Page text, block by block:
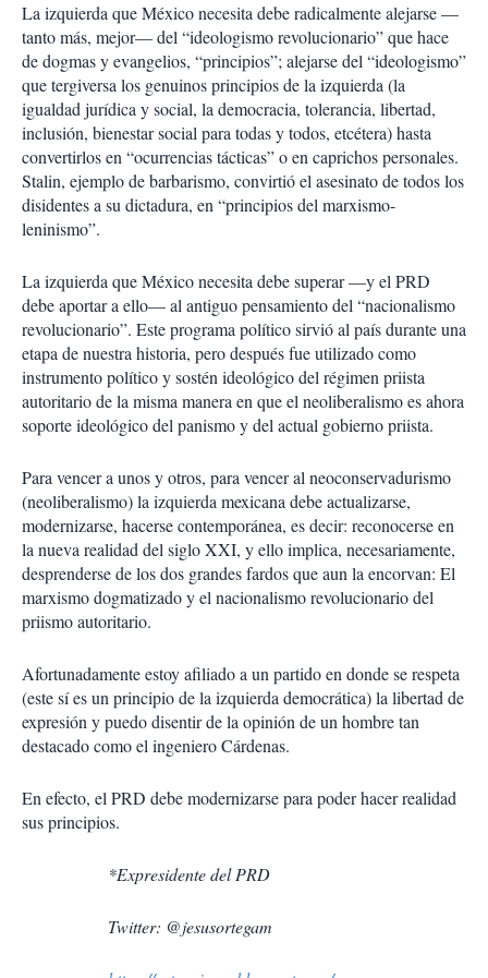
La izquierda que México necesita debe radicalmente alejarse —
tanto más, mejor— del “ideologismo revolucionario” que hace
de dogmas y evangelios, “principios”; alejarse del “ideologismo”
que tergiversa los genuinos principios de la izquierda (la
igualdad jurídica y social, la democracia, tolerancia, libertad,
inclusión, bienestar social para todas y todos, etcétera) hasta
convertirlos en “ocurrencias tácticas” o en caprichos personales.
Stalin, ejemplo de barbarismo, convirtió el asesinato de todos los
disidentes a su dictadura, en “principios del marxismo-
leninismo”.
La izquierda que México necesita debe superar —y el PRD
debe aportar a ello— al antiguo pensamiento del “nacionalismo
revolucionario”. Este programa político sirvió al país durante una
etapa de nuestra historia, pero después fue utilizado como
instrumento político y sostén ideológico del régimen priista
autoritario de la misma manera en que el neoliberalismo es ahora
soporte ideológico del panismo y del actual gobierno priista.
Para vencer a unos y otros, para vencer al neoconservadurismo
(neoliberalismo) la izquierda mexicana debe actualizarse,
modernizarse, hacerse contemporánea, es decir: reconocerse en
la nueva realidad del siglo XXI, y ello implica, necesariamente,
desprenderse de los dos grandes fardos que aun la encorvan: El
marxismo dogmatizado y el nacionalismo revolucionario del
priismo autoritario.
Afortunadamente estoy afiliado a un partido en donde se respeta
(este sí es un principio de la izquierda democrática) la libertad de
expresión y puedo disentir de la opinión de un hombre tan
destacado como el ingeniero Cárdenas.
En efecto, el PRD debe modernizarse para poder hacer realidad
sus principios.
*Expresidente del PRD
Twitter: @jesusortegam